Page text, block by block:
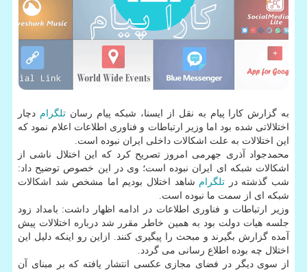
به گزارش كارا پیام به نقل از ایسنا، شبكه پیام رسانتلگرام دچار
اختلالاتی شده بود اما وزیر ارتباطات و فناوری اطلاعات اعلام نمود كه
این اختلالات به علت اشكالات داخلی ایران نبوده است.
محمدجواد آذری جهرمی امروز تصریح كرد كه این اختلال ناشی از
اشكالات شبكه ای ایران نبوده است؛ وی در این خصوص توضیح داد:
شب گذشته در تلگرام شاهد اختلال بودیم اما مشخص شد اشكالات
شبكه ای از سمت ما نبوده است.
وزیر ارتباطات و فناوری اطلاعات در ادامه اظهار داشت: بامداد زود
جلسه هیات دولت بود به همین خاطر مقرر شد درباره اختلالات پیش
آمده گزارش بگیرند و مبحث را پیگیری كنند. ازاین رو اینكه دلیل این
اختلال چه بوده اطلاع رسانی می گردد.
از سوی دیگر در فضای مجازی عكسی انتشار یافته كه بر مبنای آن